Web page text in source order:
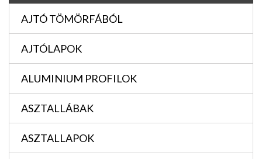
AJTÓ TÖMÖRFÁBÓL
AJTÓLAPOK
ALUMINIUM PROFILOK
ASZTALLÁBAK
ASZTALLAPOK